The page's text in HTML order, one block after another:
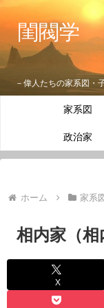
閨閥学
－偉人たちの家系図
家系図
政治家
ホーム 家系
相内家（相
X